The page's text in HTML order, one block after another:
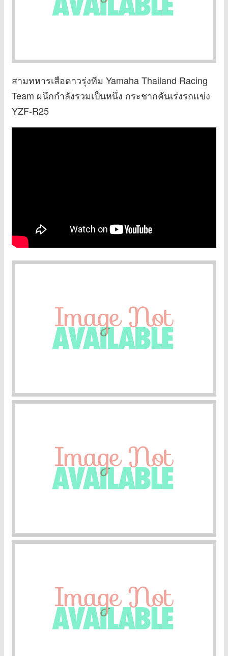
สามทหารเสือดาวรุ่งทีม Yamaha Thailand Racing
Team ผนึกกำลังรวมเป็นหนึ่ง กระชากคันเร่งรถแข่ง
YZF-R25